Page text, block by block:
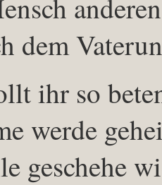
dem
ihr so
werde
geschehe